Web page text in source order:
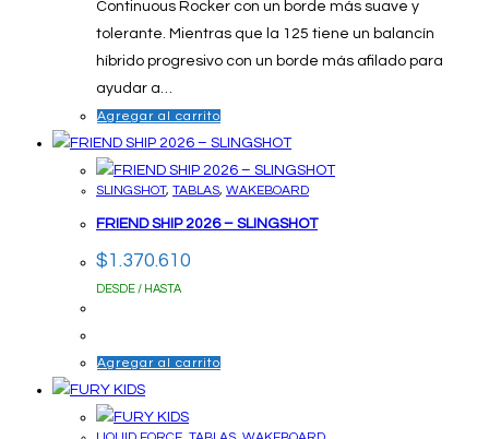
Continuous Rocker con un borde más suave y
tolerante. Mientras que la 125 tiene un balancín
híbrido progresivo con un borde más afilado para
ayudar a…
Agregar al carrito
SLINGSHOT, TABLAS, WAKEBOARD
FRIEND SHIP 2026 – SLINGSHOT
$1.370.610
DESDE / HASTA
Agregar al carrito